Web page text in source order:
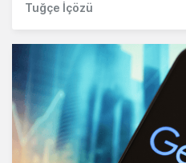
Tuğçe İçözü